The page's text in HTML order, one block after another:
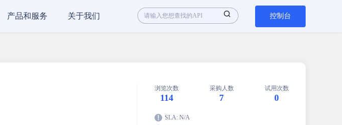
产品和服务 关于我们 控制台
浏览次数
114
采购人数
7
试用次数
0
SLA: N/A